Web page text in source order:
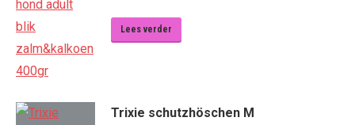
Lees verder
Trixie schutzhöschen M